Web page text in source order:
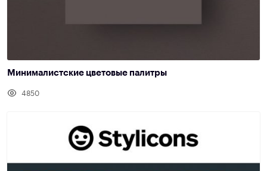
Минималистские цветовые палитры
4850